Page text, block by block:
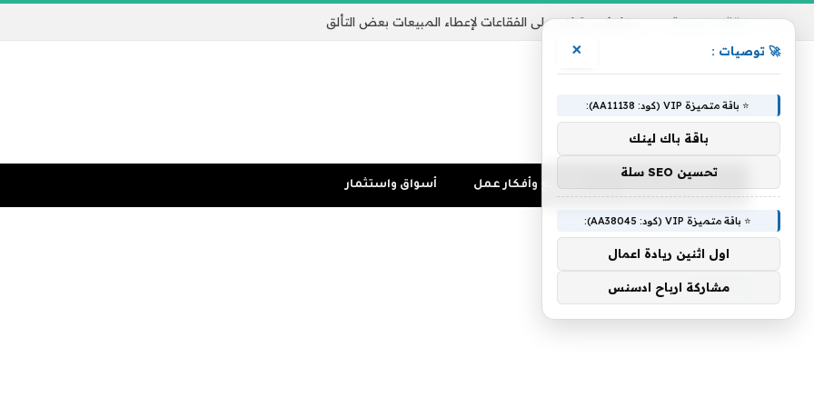
مقالات مميزة ستاربكس تراهن على الفقاعات لإعطاء المبيعات بعض التألق
مشاريع وأفكار عمل أسواق واستثمار
أجبرني
🚀 توصيات : ×
⭐ باقة متميزة VIP (كود: AA11138):
باقة باك لينك
تحسين SEO سلة
⭐ باقة متميزة VIP (كود: AA38045):
اول اثنين ريادة اعمال
مشاركة ارباح ادسنس